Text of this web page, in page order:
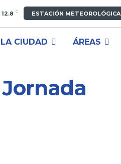
12.8 C ESTACIÓN METEOROLÓGICA
LA CIUDAD ÁREAS